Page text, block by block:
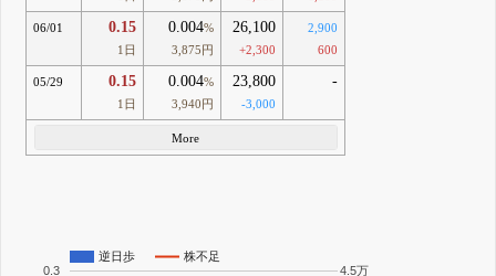
06/01 0.15
1日
0.004%
3,875円
26,100
+2,300
2,900
600
05/29 0.15
1日
0.004%
3,940円
23,800
-3,000
-
More
逆日歩 株不足
0.3 4.5万